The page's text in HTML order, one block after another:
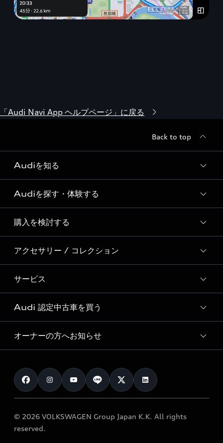
「Audi Navi App ヘルプページ」に戻る
Back to top
Audiを知る
Audi ブランド
Story of Progress
Audi Sport
Formula 1®
デジタルサービス
Audiを探す・体験する
ディーラー検索
新車在庫検索
試乗車・展示車検索
見積り依頼
試乗予約
購入を検討する
モデル一覧
特別仕様モデル / 限定モデル
e-tronラインアップ
価格シミュレーション
車両比較
カタログ一覧
アクセサリー / コレクション
純正アクセサリー
オンラインショップ
Audi collection
アウディナビアプリ
サービス
サービス入庫予約
サービスプログラム
メンテナンス
車検 / 定期点検
e-tronアフターサポート
myAudi
Audi 認定中古車を買う
Audi認定中古車
クオリティ
保証
メンテナンス
オーナーの方へお知らせ
お知らせ
オーナー様向けキャンペーン
特定整備適用車一覧
© 2026 VOLKSWAGEN Group Japan K.K. All rights
reserved.